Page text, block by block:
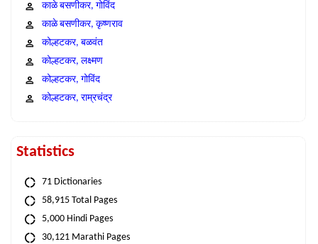
काळे बसणीकर, गोविंद
काळे बसणीकर, कृष्णराव
कोल्हटकर, बळवंत
कोल्हटकर, लक्ष्मण
कोल्हटकर, गोविंद
कोल्हटकर, राम्रचंद्र
Statistics
71 Dictionaries
58,915 Total Pages
5,000 Hindi Pages
30,121 Marathi Pages